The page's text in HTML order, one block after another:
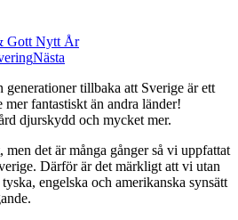
Gott Nytt År
Nästa
generationer tillbaka att Sverige är ett
fantastiskt än andra länder!
djurskydd och mycket mer.
men det är många gånger så vi uppfattat
Därför är det märkligt att vi utan
engelska och amerikanska synsätt